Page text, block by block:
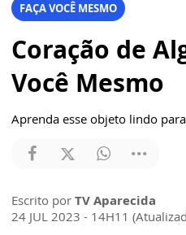
FAÇA VOCÊ MESMO
Coração de
Você Mesmo
Aprenda esse objeto lindo
Escrito por TV Aparecida
24 JUL 2023 - 14H11